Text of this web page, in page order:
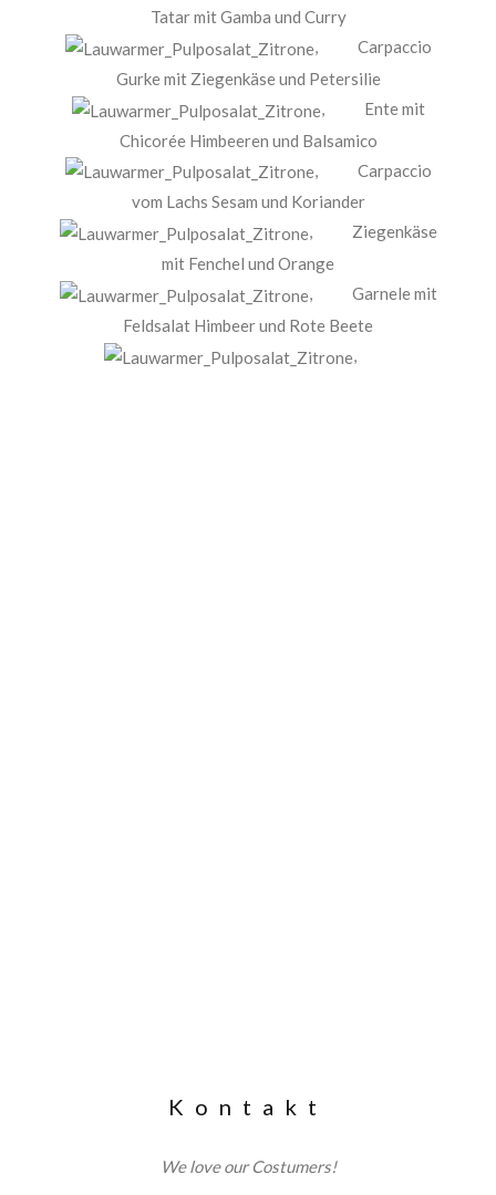
Tatar mit Gamba und Curry
, Carpaccio
Gurke mit Ziegenkäse und Petersilie
, Ente mit
Chicorée Himbeeren und Balsamico
, Carpaccio
vom Lachs Sesam und Koriander
, Ziegenkäse
mit Fenchel und Orange
, Garnele mit
Feldsalat Himbeer und Rote Beete
,
Kontakt
We love our Costumers!